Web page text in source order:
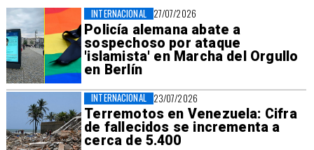
27/07/2026
Policía alemana abate a
sospechoso por ataque
'islamista' en Marcha del Orgullo
en Berlín
INTERNACIONAL
23/07/2026
Terremotos en Venezuela: Cifra
de fallecidos se incrementa a
cerca de 5.400
INTERNACIONAL